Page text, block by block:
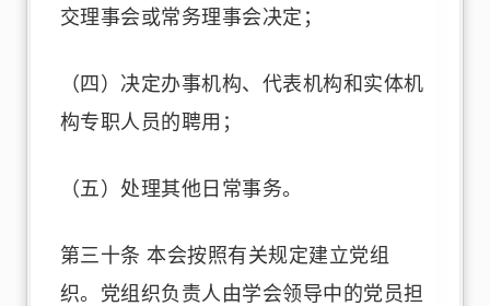
交理事会或常务理事会决定；
（四）决定办事机构、代表机构和实体机
构专职人员的聘用；
（五）处理其他日常事务。
第三十条 本会按照有关规定建立党组
织。党组织负责人由学会领导中的党员担